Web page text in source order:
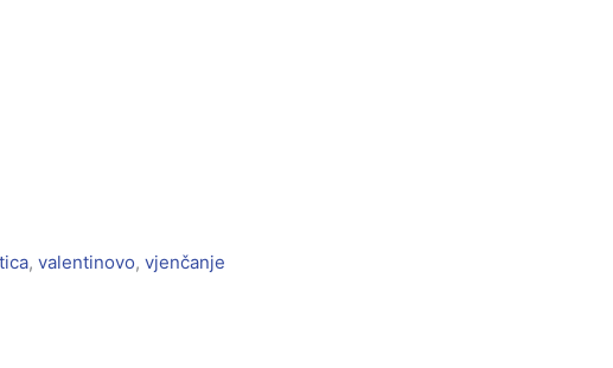
, valentinovo, vjenčanje